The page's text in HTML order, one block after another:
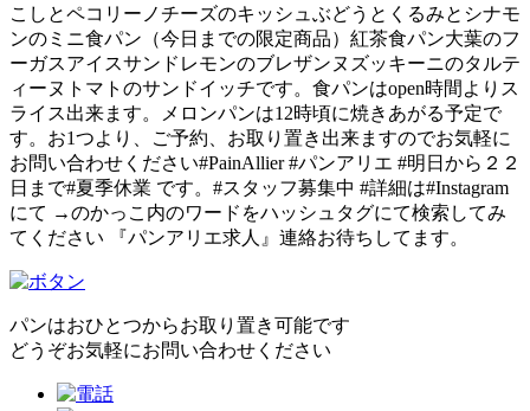
こしとペコリーノチーズのキッシュぶどうとくるみとシナモ
ンのミニ食パン（今日までの限定商品）紅茶食パン大葉のフ
ーガスアイスサンドレモンのブレザンヌズッキーニのタルテ
ィーヌトマトのサンドイッチです。食パンはopen時間よりス
ライス出来ます。メロンパンは12時頃に焼きあがる予定で
す。お1つより、ご予約、お取り置き出来ますのでお気軽に
お問い合わせください#PainAllier #パンアリエ #明日から２２
日まで#夏季休業 です。#スタッフ募集中 #詳細は#Instagram
にて →のかっこ内のワードをハッシュタグにて検索してみ
てください 『パンアリエ求人』連絡お待ちしてます。
パンはおひとつからお取り置き可能です
どうぞお気軽にお問い合わせください